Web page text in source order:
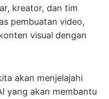
kreator, dan tim
pembuatan video,
visual dengan
akan menjelajahi
yang akan membantu